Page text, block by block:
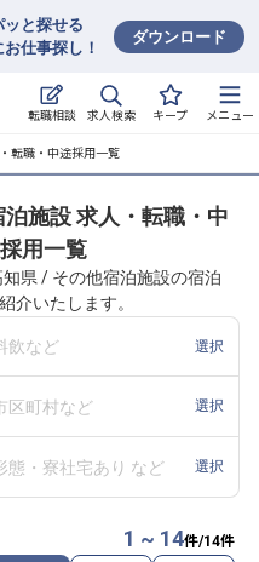
ッと探せる
仕事探し！
ダウンロード
転職相談 求人検索 キープ メニュー
明会
いて
情報コラム
転職・中途採用一覧
施設 求人・転職・中
用一覧
県 / その他宿泊施設の宿泊
介いたします。
飲など 選択
区町村など 選択
態・寮社宅あり など 選択
1 ~ 14件/14件